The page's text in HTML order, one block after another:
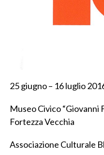
25 giugno – 16 luglio
Museo Civico “Giovanni
Fortezza Vecchia
Associazione Culturale